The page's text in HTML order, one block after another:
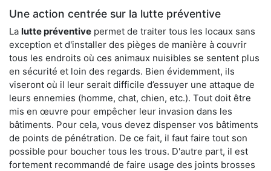
Une action centrée sur la lutte préventive
La lutte préventive permet de traiter tous les locaux sans
exception et d'installer des pièges de manière à couvrir
tous les endroits où ces animaux nuisibles se sentent plus
en sécurité et loin des regards. Bien évidemment, ils
viseront où il leur serait difficile d’essuyer une attaque de
leurs ennemies (homme, chat, chien, etc.). Tout doit être
mis en œuvre pour empêcher leur invasion dans les
bâtiments. Pour cela, vous devez dispenser vos bâtiments
de points de pénétration. De ce fait, il faut faire tout son
possible pour boucher tous les trous. D'autre part, il est
fortement recommandé de faire usage des joints brosses